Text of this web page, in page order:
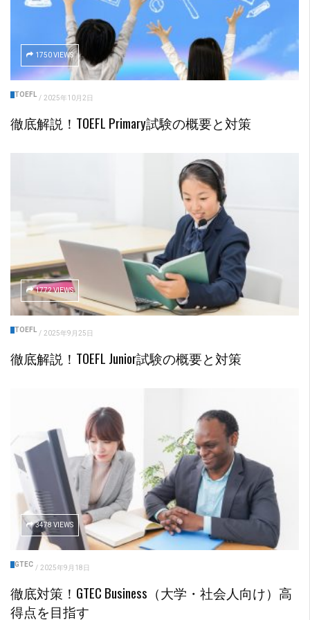
1750 VIEWS
TOEFL / 2025年10月2日
徹底解説！TOEFL Primary試験の概要と対策
1772 VIEWS
TOEFL / 2025年9月25日
徹底解説！TOEFL Junior試験の概要と対策
3478 VIEWS
GTEC / 2025年9月18日
徹底対策！GTEC Business（大学・社会人向け）高
得点を目指す